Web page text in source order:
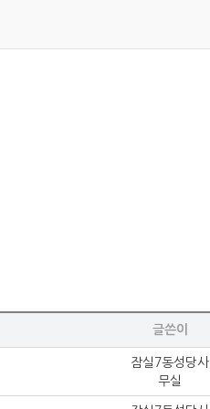
글쓴이
잠실7동성당사
무실